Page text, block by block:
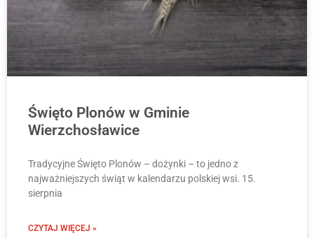
Święto Plonów w Gminie
Wierzchosławice
Tradycyjne Święto Plonów – dożynki – to jedno z
najważniejszych świąt w kalendarzu polskiej wsi. 15.
sierpnia
CZYTAJ WIĘCEJ »